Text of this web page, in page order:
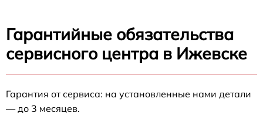
Гарантийные обязательства
сервисного центра в Ижевске
Гарантия от сервиса: на установленные нами детали
— до 3 месяцев.